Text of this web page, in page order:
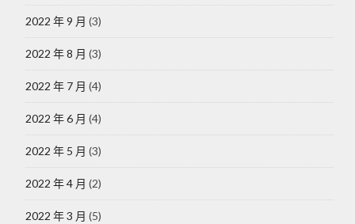
2022 年 9 月 (3)
2022 年 8 月 (3)
2022 年 7 月 (4)
2022 年 6 月 (4)
2022 年 5 月 (3)
2022 年 4 月 (2)
2022 年 3 月 (5)